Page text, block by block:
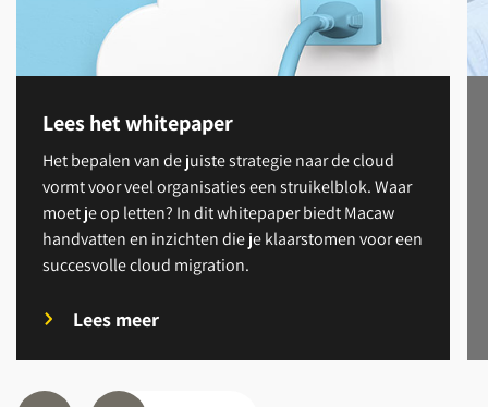
Lees het whitepaper
Het bepalen van de juiste strategie naar de cloud
vormt voor veel organisaties een struikelblok. Waar
moet je op letten? In dit whitepaper biedt Macaw
handvatten en inzichten die je klaarstomen voor een
succesvolle cloud migration.
Lees meer